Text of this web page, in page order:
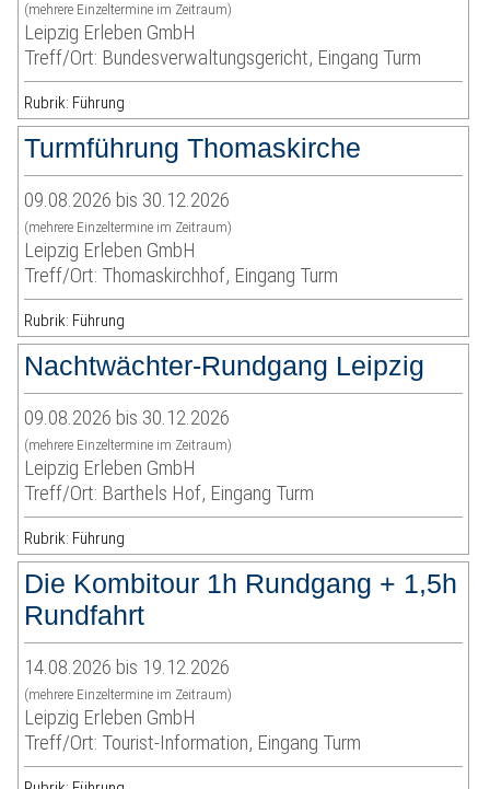
(mehrere Einzeltermine im Zeitraum)
Leipzig Erleben GmbH
Treff/Ort: Bundesverwaltungsgericht, Eingang Turm
Rubrik: Führung
Turmführung Thomaskirche
09.08.2026 bis 30.12.2026
(mehrere Einzeltermine im Zeitraum)
Leipzig Erleben GmbH
Treff/Ort: Thomaskirchhof, Eingang Turm
Rubrik: Führung
Nachtwächter-Rundgang Leipzig
09.08.2026 bis 30.12.2026
(mehrere Einzeltermine im Zeitraum)
Leipzig Erleben GmbH
Treff/Ort: Barthels Hof, Eingang Turm
Rubrik: Führung
Die Kombitour 1h Rundgang + 1,5h
Rundfahrt
14.08.2026 bis 19.12.2026
(mehrere Einzeltermine im Zeitraum)
Leipzig Erleben GmbH
Treff/Ort: Tourist-Information, Eingang Turm